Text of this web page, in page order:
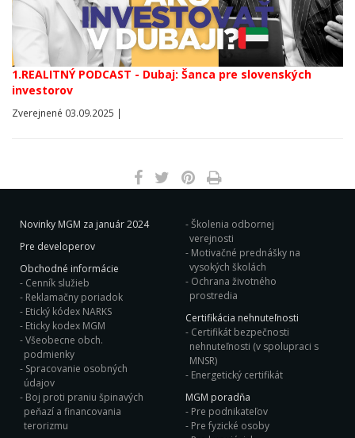
1.REALITNÝ PODCAST - Dubaj: Šanca pre slovenských
investorov
Zverejnené 03.09.2025 |
Novinky MGM za január 2024
Pre developerov
Obchodné informácie
Cenník služieb
Reklamačny poriadok
Etický kódex NARKS
Eticky kodex MGM
Všeobecne obch.
podmienky
Spracovanie osobných
údajov
Boj proti praniu špinavých
peňazí a financovania
terorizmu
Školenia odbornej
verejnosti
Motivačné prednášky na
vysokých školách
Ochrana životného
prostredia
Certifikácia nehnuteľnosti
Certifikát bezpečnosti
nehnuteľnosti (v spolupraci s
MNSR)
Energetický certifikát
MGM poradňa
Pre podnikateľov
Pre fyzické osoby